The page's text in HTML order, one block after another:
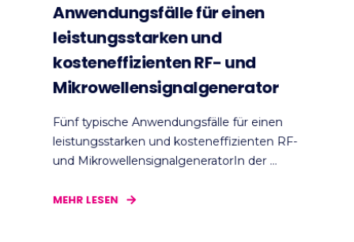
Anwendungsfälle für einen
leistungsstarken und
kosteneffizienten RF- und
Mikrowellensignalgenerator
Fünf typische Anwendungsfälle für einen
leistungsstarken und kosteneffizienten RF-
und MikrowellensignalgeneratorIn der ...
MEHR LESEN